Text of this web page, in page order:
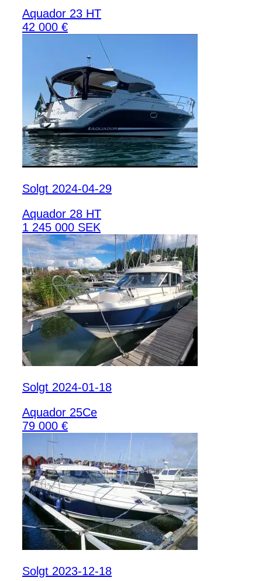
Aquador 23 HT
42 000 €
Solgt 2024-04-29
Aquador 28 HT
1 245 000 SEK
Solgt 2024-01-18
Aquador 25Ce
79 000 €
Solgt 2023-12-18